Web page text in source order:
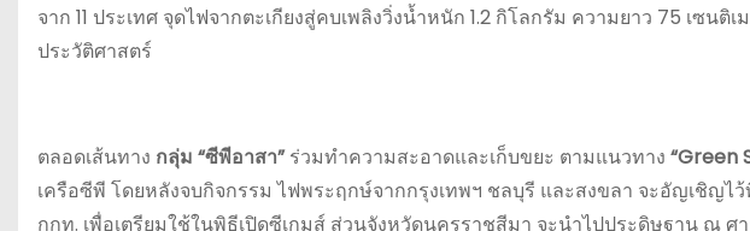
จาก 11 ประเทศ จุดไฟจากตะเกียงสู่คบเพลิงวิ่งน้ำหนัก 1.2 กิโลกรัม ความยาว 75 เซน
ประวัติศาสตร์
ตลอดเส้นทาง กลุ่ม “ซีพีอาสา”ร่วมทำความสะอาดและเก็บขยะ ตามแนวทาง “Green
เครือซีพี โดยหลังจบกิจกรรม ไฟพระฤกษ์จากกรุงเทพฯ ชลบุรี และสงขลา จะอัญเชิญไ
กกท. เพื่อเตรียมใช้ในพิธีเปิดซีเกมส์ ส่วนจังหวัดนครราชสีมา จะนำไปประดิษฐาน ณ ศ